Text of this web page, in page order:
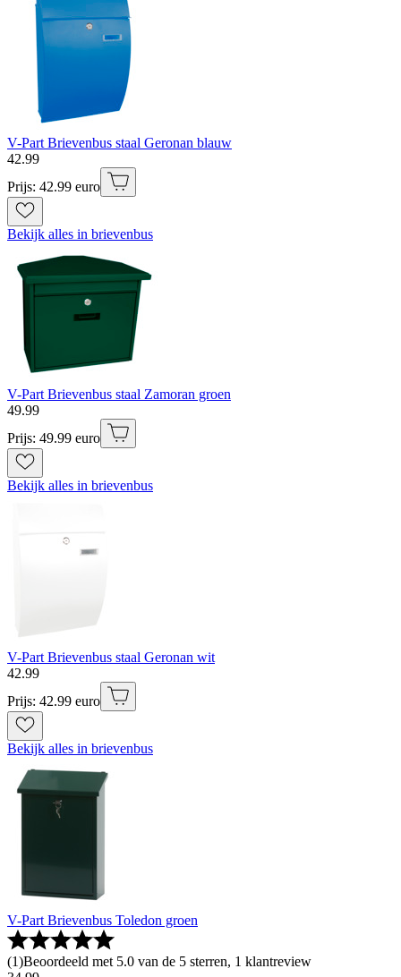
V-Part Brievenbus staal Geronan blauw
42.99
Prijs: 42.99 euro
Bekijk alles in brievenbus
V-Part Brievenbus staal Zamoran groen
49.99
Prijs: 49.99 euro
Bekijk alles in brievenbus
V-Part Brievenbus staal Geronan wit
42.99
Prijs: 42.99 euro
Bekijk alles in brievenbus
V-Part Brievenbus Toledon groen
(1)Beoordeeld met 5.0 van de 5 sterren, 1 klantreview